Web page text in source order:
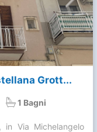
Grott...
1 Bagni
Via Michelangelo